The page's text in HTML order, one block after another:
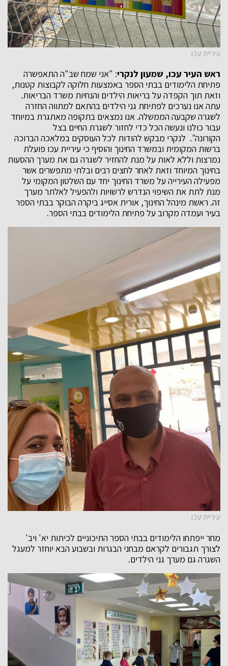
עיריית עכו
ראש העיר עכו, שמעון לנקרי: "אני שמח שב"ה התאפשרה
פתיחת הלימודים בבתי הספר באמצעות חלוקה לקבוצות קטנות,
וזאת תוך הקפדה על בריאות הילדים והנחיות משרד הבריאות.
עתה אנו נערכים לפתיחת גני הילדים בהתאם למתווה החזרה
לשגרה שקבעה הממשלה. אנו נמצאים בתקופה מאתגרת במיוחד
עבור כולנו ונעשה הכל כדי לחזור לשגרת החיים בצל
הקורונה". לנקרי מבקש להודות לכל העוסקים במלאכה הברוכה
ברשות המקומית ובמשרד החינוך והוסיף כי עיריית עכו פועלת
נמרצות וללא לאות על מנת להחזיר לשגרה גם את מערך ההסעות
בחינוך המיוחד וזאת לאחר לחצים רבים ובלתי מתפשרים אשר
מפעילה העירייה על משרד החינוך יחד עם השלטון המקומי על
מנת לתת את השיפוי הנדרש לרשויות ולהפעיל לאלתר מערך
זה. ראשת מינהל החינוך, אורית אסייג ביקרה הבוקר בבתי הספר
בעיר ועמדה מקרוב על פתיחת הלימודים בבתי הספר.
עיריית עכו
מחר ייפתחו הלימודים בבתי הספר התיכוניים לכיתות יא' ויב'
לצורך תגבורים לקראם מבחני הבגרות ובשבוע הבא יוחזר למעגל
השגרה גם מערך גני הילדים.